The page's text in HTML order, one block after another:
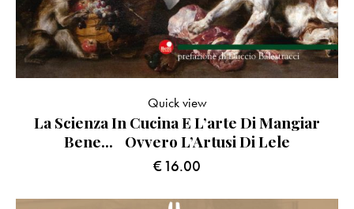
La Scienza In Cucina E L’arte Di Mangiar
Bene… Ovvero L’Artusi Di Lele
€16.00
Quick view